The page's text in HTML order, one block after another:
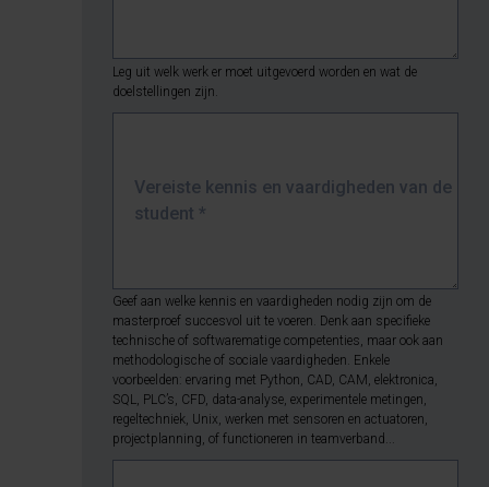
Leg uit welk werk er moet uitgevoerd worden en wat de
doelstellingen zijn.
Vereiste kennis en vaardigheden van de
student *
Geef aan welke kennis en vaardigheden nodig zijn om de
masterproef succesvol uit te voeren. Denk aan specifieke
technische of softwarematige competenties, maar ook aan
methodologische of sociale vaardigheden. Enkele
voorbeelden: ervaring met Python, CAD, CAM, elektronica,
SQL, PLC’s, CFD, data-analyse, experimentele metingen,
regeltechniek, Unix, werken met sensoren en actuatoren,
projectplanning, of functioneren in teamverband...